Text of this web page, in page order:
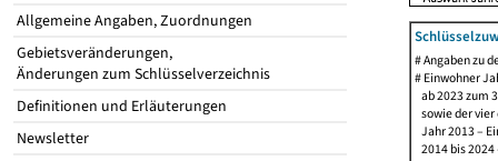
Allgemeine Angaben, Zuordnungen
Gebietsveränderungen,
Änderungen zum Schlüsselverzeichnis
Definitionen und Erläuterungen
Newsletter
# Angaben zu
# Einwohner
ab 2023 zum
sowie der vier
Jahr 2013 –
2014 bis